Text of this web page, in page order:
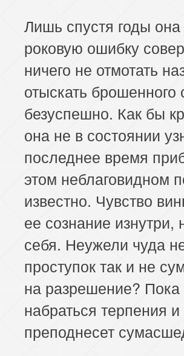
Лишь спустя годы
роковую ошибку
ничего не отмотать
отыскать
безуспешно. Как бы
она не в состоянии
последнее время
этом неблаговидном
известно. Чувство
ее сознание изнутри,
себя. Неужели чуда
проступок так и не
на разрешение?
набраться терпения
преподнесет